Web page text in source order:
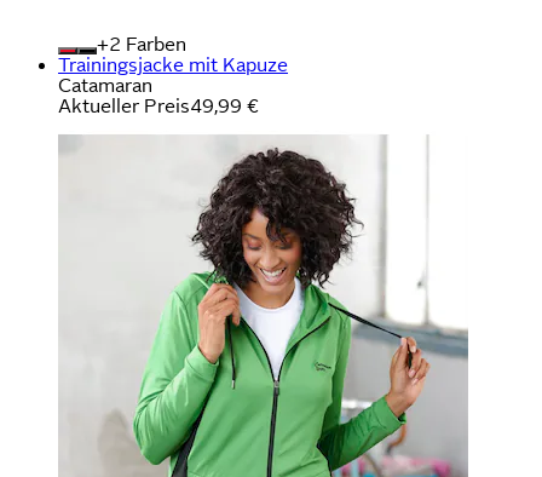
+
Farben
Trainingsjacke mit Kapuze
Catamaran
Aktueller Preis49,99 €